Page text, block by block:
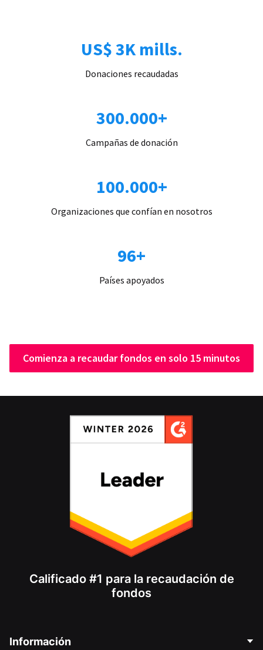
US$ 3K mills.
Donaciones recaudadas
300.000+
Campañas de donación
100.000+
Organizaciones que confían en nosotros
96+
Países apoyados
Comienza a recaudar fondos en solo 15 minutos
Calificado #1 para la recaudación de
fondos
Información